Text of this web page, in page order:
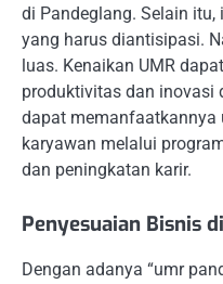
di Pandeglang. Selain
yang harus diantisipasi.
luas. Kenaikan UMR
produktivitas dan inovasi
dapat
karyawan melalui
dan peningkatan karir.
Penyesuaian Bisnis
Dengan adanya “umr